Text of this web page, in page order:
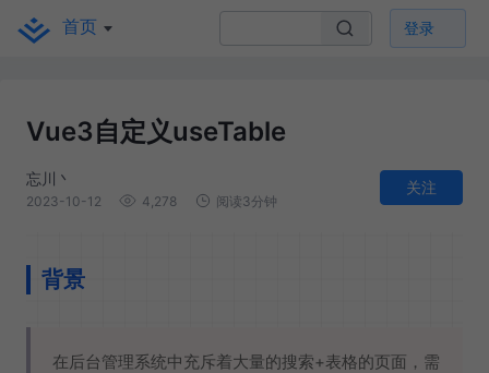
首页 登录
Vue3自定义useTable
忘川丶
2023-10-12 4,278 阅读3分钟
关注
背景
在后台管理系统中充斥着大量的搜索+表格的页面，需